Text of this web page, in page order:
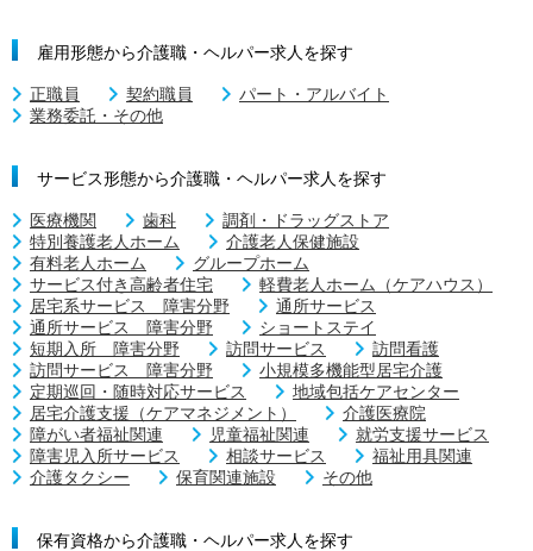
雇用形態から介護職・ヘルパー求人を探す
正職員 契約職員
パート・アルバイト
業務委託・その他
サービス形態から介護職・ヘルパー求人を探す
医療機関 歯科
調剤・ドラッグストア
特別養護老人ホーム
介護老人保健施設
有料老人ホーム
グループホーム
サービス付き高齢者住宅
軽費老人ホーム（ケアハウス）
居宅系サービス 障害分野
通所サービス
通所サービス 障害分野
ショートステイ
短期入所 障害分野
訪問サービス
訪問看護
訪問サービス 障害分野
小規模多機能型居宅介護
定期巡回・随時対応サービス
地域包括ケアセンター
居宅介護支援（ケアマネジメント）
介護医療院
障がい者福祉関連
児童福祉関連
就労支援サービス
障害児入所サービス
相談サービス
福祉用具関連
介護タクシー
保育関連施設 その他
保有資格から介護職・ヘルパー求人を探す